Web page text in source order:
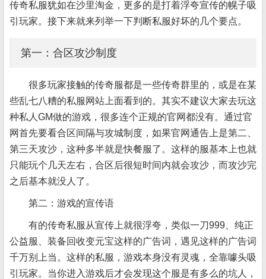
传奇私服犹如在沙里淘金，更多的是打着浮夸宣传的幌子吸
引玩家。接下来就来列举一下判断私服好坏的几个要点。
第一：合区攻沙制度
很多玩家接触的传奇服都是一些传奇群里的，或是在某
些乱七八糟的私服网站上面看到的。其实不建议大家去玩这
种私人GM做的游戏，很多连个正规的官网都没有。通过官
网首先要看合区间隔与攻城制度，如果官网通告上是第二、
第三天攻沙，这种多半就是快餐服了。这样的服基本上也就
只能玩个几天左右，合区后很短时间内就会攻沙，而攻沙完
之后基本就没人了。
第二：游戏的宣传语
有的传奇私服从宣传上就很浮夸，类似一刀999、纯正
公益服、装备回收变元宝这样的广告词，遇见这样的广告词
千万别上当。这样的私服，游戏本身没有灵魂，全靠噱头吸
引玩家。当你进入游戏后才会发现这个服是有多么的坑人，